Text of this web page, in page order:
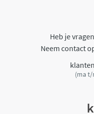
Heb je
Neem contact
(ma t/